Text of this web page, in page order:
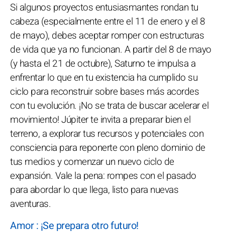
Si algunos proyectos entusiasmantes rondan tu
cabeza (especialmente entre el 11 de enero y el 8
de mayo), debes aceptar romper con estructuras
de vida que ya no funcionan. A partir del 8 de mayo
(y hasta el 21 de octubre), Saturno te impulsa a
enfrentar lo que en tu existencia ha cumplido su
ciclo para reconstruir sobre bases más acordes
con tu evolución. ¡No se trata de buscar acelerar el
movimiento! Júpiter te invita a preparar bien el
terreno, a explorar tus recursos y potenciales con
consciencia para reponerte con pleno dominio de
tus medios y comenzar un nuevo ciclo de
expansión. Vale la pena: rompes con el pasado
para abordar lo que llega, listo para nuevas
aventuras.
Amor : ¡Se prepara otro futuro!